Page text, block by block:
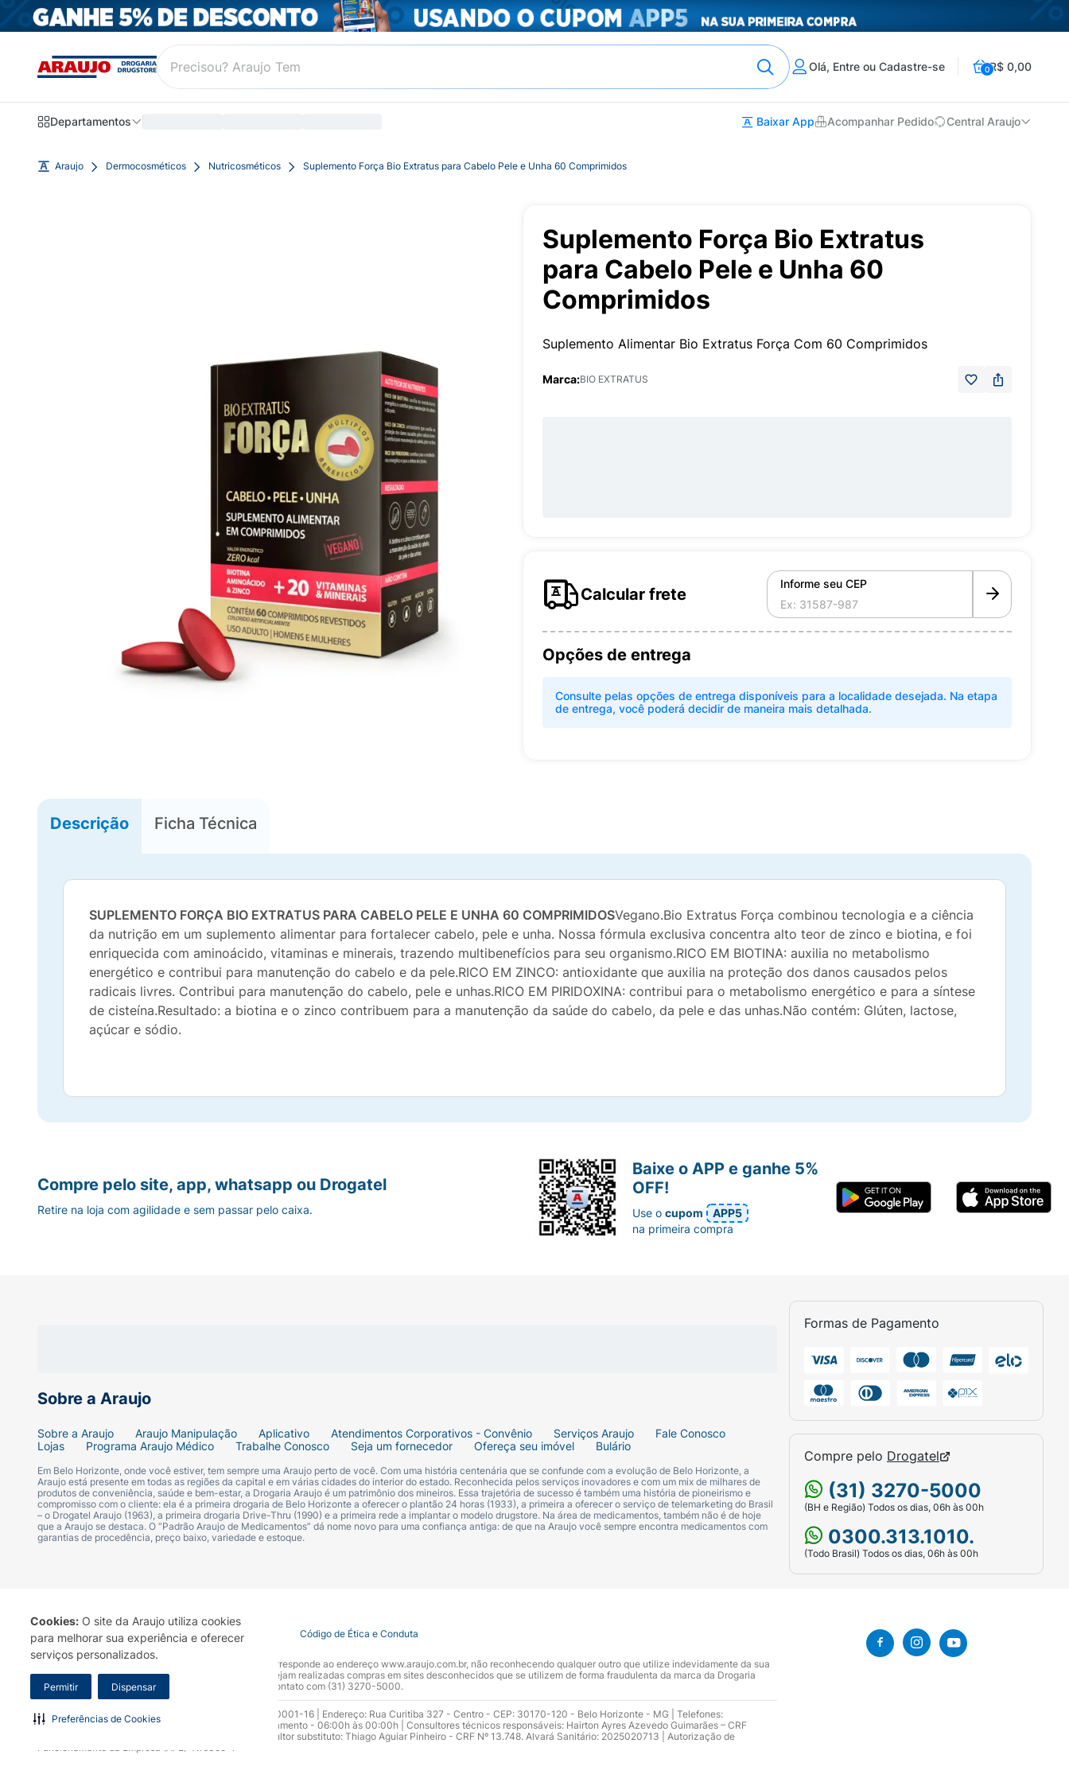
Cookies: O site da Araujo utiliza cookies
para melhorar sua experiência e oferecer
serviços personalizados.
Permitir Dispensar
Preferências de Cookies
Olá, Entre ou Cadastre-se 0R$ 0,00
Departamentos Baixar App Acompanhar Pedido Central Araujo
Araujo Dermocosméticos Nutricosméticos Suplemento Força Bio Extratus para Cabelo Pele e Unha 60 Comprimidos
Suplemento Força Bio Extratus
para Cabelo Pele e Unha 60
Comprimidos
Suplemento Alimentar Bio Extratus Força Com 60 Comprimidos
Marca:BIO EXTRATUS
Calcular frete
Informe seu CEP
Opções de entrega
Consulte pelas opções de entrega disponíveis para a localidade desejada. Na etapa
de entrega, você poderá decidir de maneira mais detalhada.
Descrição Ficha Técnica
SUPLEMENTO FORÇA BIO EXTRATUS PARA CABELO PELE E UNHA 60 COMPRIMIDOSVegano.Bio Extratus Força combinou tecnologia e a ciência
da nutrição em um suplemento alimentar para fortalecer cabelo, pele e unha. Nossa fórmula exclusiva concentra alto teor de zinco e biotina, e foi
enriquecida com aminoácido, vitaminas e minerais, trazendo multibenefícios para seu organismo.RICO EM BIOTINA: auxilia no metabolismo
energético e contribui para manutenção do cabelo e da pele.RICO EM ZINCO: antioxidante que auxilia na proteção dos danos causados pelos
radicais livres. Contribui para manutenção do cabelo, pele e unhas.RICO EM PIRIDOXINA: contribui para o metabolismo energético e para a síntese
de cisteína.Resultado: a biotina e o zinco contribuem para a manutenção da saúde do cabelo, da pele e das unhas.Não contém: Glúten, lactose,
açúcar e sódio.
Sobre a Araujo
Sobre a Araujo Araujo Manipulação Aplicativo Atendimentos Corporativos - Convênio Serviços Araujo
Fale Conosco
Lojas
Programa Araujo Médico Trabalhe Conosco Seja um fornecedor Ofereça seu imóvel Bulário
Em Belo Horizonte, onde você estiver, tem sempre uma Araujo perto de você. Com uma história centenária que se confunde com a evolução de Belo Horizonte, a
Araujo está presente em todas as regiões da capital e em várias cidades do interior do estado. Reconhecida pelos serviços inovadores e com um mix de milhares de
produtos de conveniência, saúde e bem-estar, a Drogaria Araujo é um patrimônio dos mineiros. Essa trajetória de sucesso é também uma história de pioneirismo e
compromisso com o cliente: ela é a primeira drogaria de Belo Horizonte a oferecer o plantão 24 horas (1933), a primeira a oferecer o serviço de telemarketing do Brasil
– o Drogatel Araujo (1963), a primeira drogaria Drive-Thru (1990) e a primeira rede a implantar o modelo drugstore. Na área de medicamentos, também não é de hoje
que a Araujo se destaca. O “Padrão Araujo de Medicamentos” dá nome novo para uma confiança antiga: de que na Araujo você sempre encontra medicamentos com
garantias de procedência, preço baixo, variedade e estoque.
Formas de Pagamento
Compre pelo Drogatel
(31) 3270-5000
(BH e Região) Todos os dias, 06h às 00h
0300.313.1010.
(Todo Brasil) Todos os dias, 06h às 00h
Compre pelo site, app, whatsapp ou Drogatel
Retire na loja com agilidade e sem passar pelo caixa.
Baixe o APP e ganhe 5%
OFF!
Use ocupom
APP5
na primeira compra
Termo de Uso Portal da Privacidade Covid-19 Código de Ética e Conduta
A Drogaria Araujo S/A informa que o seu site oficial corresponde ao endereço www.araujo.com.br, não reconhecendo qualquer outro que utilize indevidamente da sua
marca. Para sua segurança recomendamos que não sejam realizadas compras em sites desconhecidos que se utilizem de forma fraudulenta da marca da Drogaria
Araujo S.A. Em caso de dúvidas, gentileza entrar em contato com (31) 3270-5000.
Razão Social: Drogaria Araujo S.A | CNPJ: 17.256.512.0001-16 | Endereço: Rua Curitiba 327 - Centro - CEP: 30170-120 - Belo Horizonte - MG | Telefones:
0300.313.1010 e (31) 3270-5000 Horário de funcionamento - 06:00h às 00:00h | Consultores técnicos responsáveis: Hairton Ayres Azevedo Guimarães – CRF
10.965 | Yasmin Silva Alvarenga – CRF 52.584 - Consultor substituto: Thiago Aguiar Pinheiro - CRF Nº 13.748. Alvará Sanitário: 2025020713 | Autorização de
Funcionamento da Empresa (AFE): 7.16355-1